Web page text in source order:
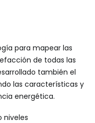
para mapear las
de todas las
también el
las características y
energética.
niveles